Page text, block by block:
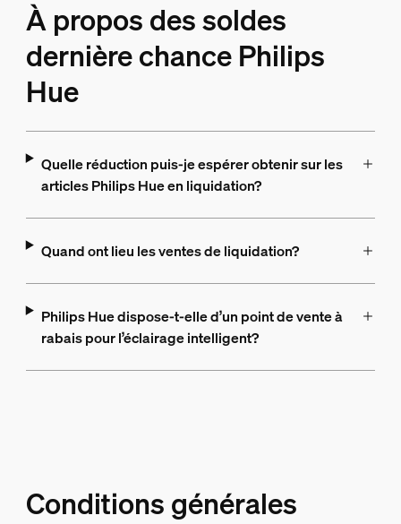
À propos des soldes
dernière chance Philips
Hue
Quelle réduction puis-je espérer obtenir sur les
articles Philips Hue en liquidation?
Quand ont lieu les ventes de liquidation?
Philips Hue dispose-t-elle d’un point de vente à
rabais pour l’éclairage intelligent?
Conditions générales